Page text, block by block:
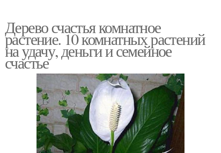
Дерево счастья комнатное
растение. 10 комнатных растений
на удачу, деньги и семейное
счастье